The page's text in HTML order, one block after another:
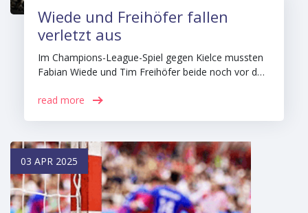
Wiede und Freihöfer fallen
verletzt aus
Im Champions-League-Spiel gegen Kielce mussten
Fabian Wiede und Tim Freihöfer beide noch vor d…
read more
03 APR 2025